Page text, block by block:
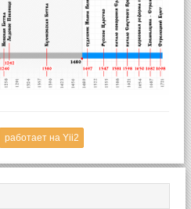
работает на Yii2